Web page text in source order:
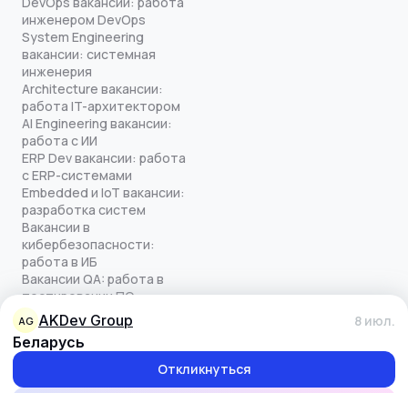
AG AKDev Group 8 июл.
Беларусь
Откликнуться
инженером DevOps
System Engineering
вакансии: системная
инженерия
Architecture вакансии:
работа IT-архитектором
AI Engineering вакансии:
работа с ИИ
ERP Dev вакансии: работа
с ERP-системами
Embedded и IoT вакансии:
разработка систем
Вакансии в
кибербезопасности:
работа в ИБ
Вакансии QA: работа в
тестировании ПО
© quick-offer.ru 2024–2026
Политика конфиденциальности